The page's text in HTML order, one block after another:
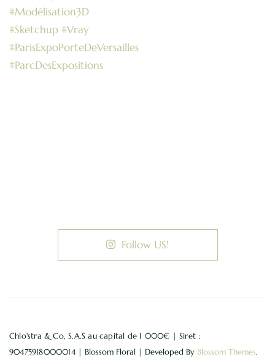
Follow US!
Chlo'stra & Co, S.A.S au capital de 1 000€ | Siret :
90475918000014 | Blossom Floral | Developed By Blossom Themes.